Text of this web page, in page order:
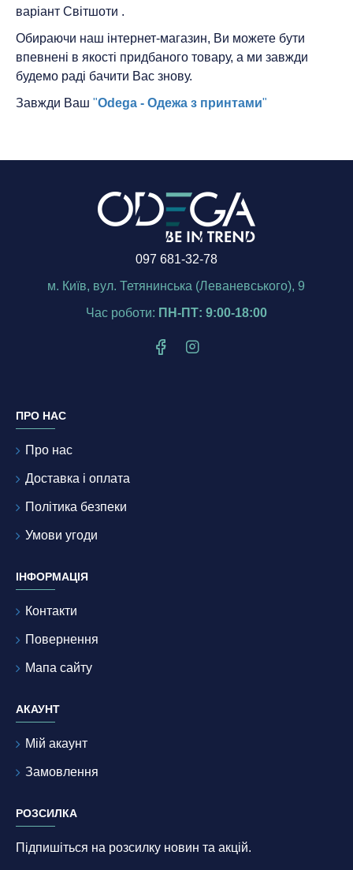
варіант Світшоти .
Обираючи наш інтернет-магазин, Ви можете бути
впевнені в якості придбаного товару, а ми завжди
будемо раді бачити Вас знову.
Завжди Ваш "Odega - Одежа з принтами"
097 681-32-78
м. Київ, вул. Тетянинська (Леваневського), 9
Час роботи: ПН-ПТ: 9:00-18:00
ПРО НАС
Про нас
Доставка і оплата
Політика безпеки
Умови угоди
ІНФОРМАЦІЯ
Контакти
Повернення
Мапа сайту
АКАУНТ
Мій акаунт
Замовлення
РОЗСИЛКА
Підпишіться на розсилку новин та акцій.